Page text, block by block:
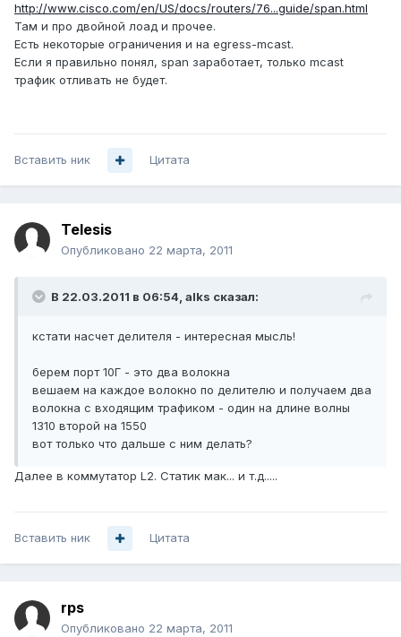
http://www.cisco.com/en/US/docs/routers/76...guide/span.html
Там и про двойной лоад и прочее.
Есть некоторые ограничения и на egress-mcast.
Если я правильно понял, span заработает, только mсast
трафик отливать не будет.
Вставить ник Цитата
Telesis
Опубликовано 22 марта, 2011
В 22.03.2011 в 06:54, alks сказал:
кстати насчет делителя - интересная мысль!
берем порт 10Г - это два волокна
вешаем на каждое волокно по делителю и получаем два
волокна с входящим трафиком - один на длине волны
1310 второй на 1550
вот только что дальше с ним делать?
Далее в коммутатор L2. Статик мак... и т.д.....
Вставить ник Цитата
rps
Опубликовано 22 марта, 2011